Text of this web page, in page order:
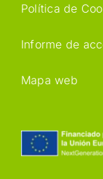
Política de
Informe de
Mapa web